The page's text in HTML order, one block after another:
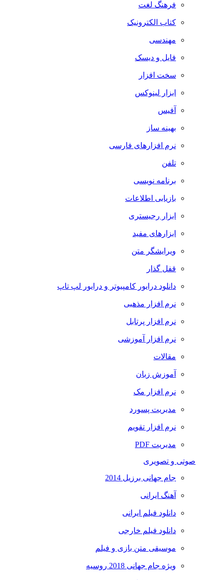
فرهنگ لغت
کتاب الکترونیک
مهندسی
فایل و دیسک
سخت افزار
ابزار لینوکس
آفیس
بهینه ساز
نرم افزارهای فارسی
تلفن
برنامه نویسی
بازیابی اطلاعات
ابزار رجیستری
ابزارهای مفید
ویرایشگر متن
قفل گذار
دانلود درایور کامپیوتر و درایور لپ تاپ
نرم افزار مذهبی
نرم افزار پرتابل
نرم افزار آموزشی
مقالات
آموزش زبان
نرم افزار مک
مدیریت پسورد
نرم افزار تقویم
مدیریت PDF
صوتی و تصویری
جام جهانی برزیل 2014
آهنگ ایرانی
دانلود فیلم ایرانی
دانلود فیلم خارجی
موسیقی متن بازی و فیلم
ویژه جام جهانی 2018 روسیه